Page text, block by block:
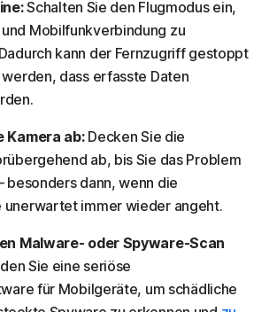
Schalten Sie den Flugmodus ein,
Mobilfunkverbindung zu
kann der Fernzugriff gestoppt
dass erfasste Daten
Kamera ab:Decken Sie die
ab, bis Sie das Problem
besonders dann, wenn die
unerwartet immer wieder angeht.
Malware- oder Spyware-Scan
Sie eine seriöse
für Mobilgeräte, um schädliche